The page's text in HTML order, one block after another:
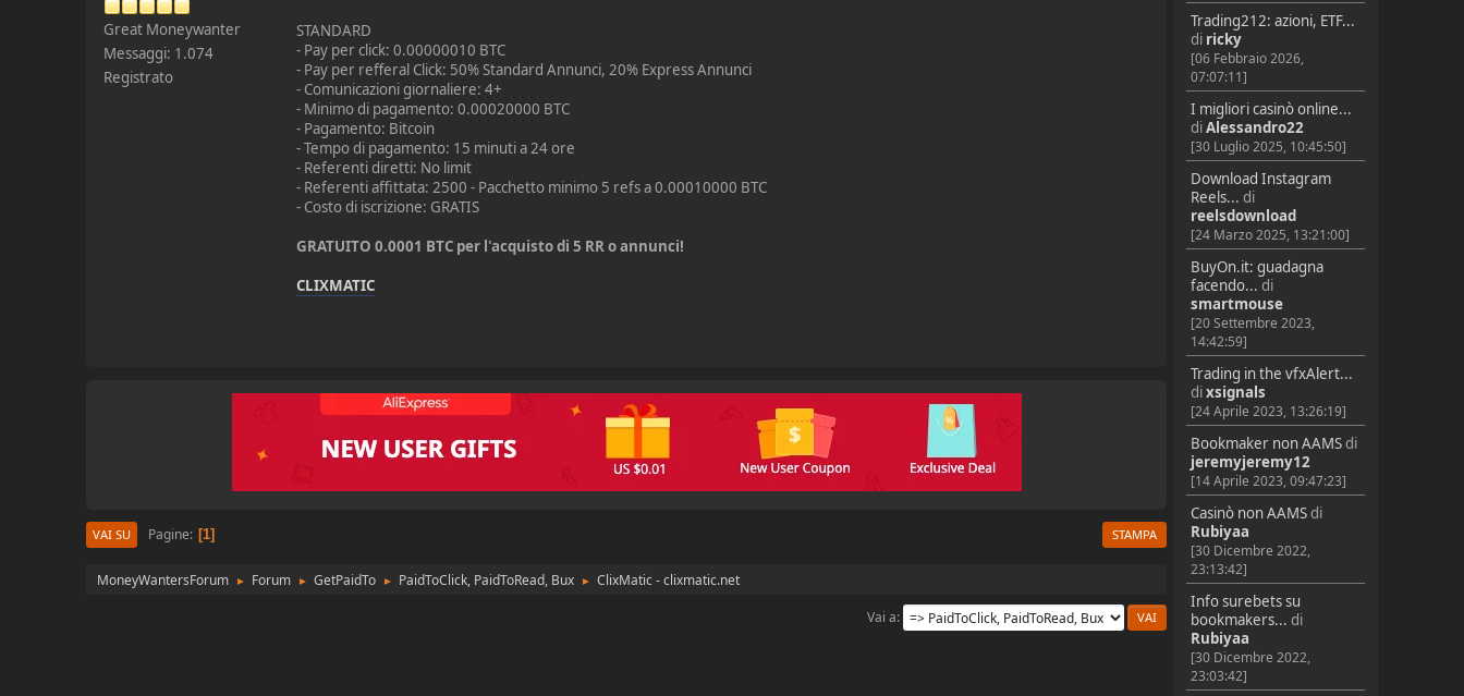
Trading212: azioni, ETF...
di ricky
[06 Febbraio 2026,
07:07:11]
I migliori casinò online...
diAlessandro22
[30 Luglio 2025, 10:45:50]
Download Instagram
Reels... di
reelsdownload
[24 Marzo 2025, 13:21:00]
BuyOn.it: guadagna
facendo... di
smartmouse
[20 Settembre 2023,
14:42:59]
Trading in the vfxAlert...
dixsignals
[24 Aprile 2023, 13:26:19]
Bookmaker non AAMSdi
jeremyjeremy12
[14 Aprile 2023, 09:47:23]
Casinò non AAMSdi
Rubiyaa
[30 Dicembre 2022,
23:13:42]
Info surebets su
bookmakers... di
Rubiyaa
[30 Dicembre 2022,
23:03:42]
Great Moneywanter
Messaggi: 1.074
Registrato
STANDARD
- Pay per click: 0.00000010 BTC
- Pay per refferal Click: 50% Standard Annunci, 20% Express Annunci
- Comunicazioni giornaliere: 4+
- Minimo di pagamento: 0.00020000 BTC
- Pagamento: Bitcoin
- Tempo di pagamento: 15 minuti a 24 ore
- Referenti diretti: No limit
- Referenti affittata: 2500 - Pacchetto minimo 5 refs a 0.00010000 BTC
- Costo di iscrizione: GRATIS
GRATUITO 0.0001 BTC per l'acquisto di 5 RR o annunci!
CLIXMATIC
STAMPA
VAI SU Pagine 1
MoneyWantersForum ► Forum ► GetPaidTo ► PaidToClick, PaidToRead, Bux ►
ClixMatic - clixmatic.net
Vai a